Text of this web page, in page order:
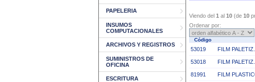
PAPELERIA
INSUMOS
COMPUTACIONALES
ARCHIVOS Y REGISTROS
SUMINISTROS DE
OFICINA
ESCRITURA
Viendo del 1 al 10 (de 10
Ordenar por:
Código
53019 FILM
53018 FILM
81991 FILM